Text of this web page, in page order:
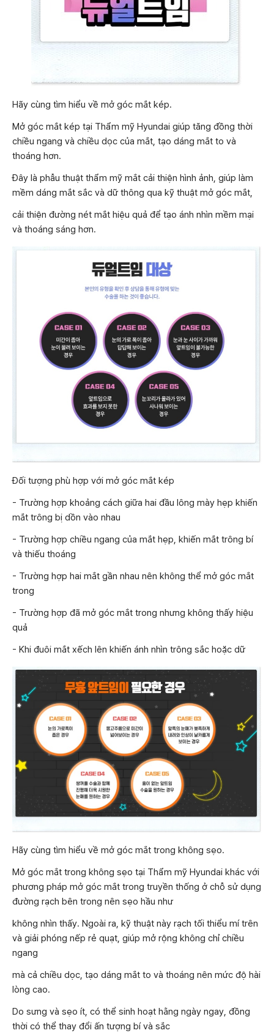
Hãy cùng tìm hiểu về mở góc mắt kép.
Mở góc mắt kép tại Thẩm mỹ Hyundai giúp tăng đồng thời
chiều ngang và chiều dọc của mắt, tạo dáng mắt to và
thoáng hơn.
Đây là phẫu thuật thẩm mỹ mắt cải thiện hình ảnh, giúp làm
mềm dáng mắt sắc và dữ thông qua kỹ thuật mở góc mắt,
cải thiện đường nét mắt hiệu quả để tạo ánh nhìn mềm mại
và thoáng sáng hơn.
Đối tượng phù hợp với mở góc mắt kép
- Trường hợp khoảng cách giữa hai đầu lông mày hẹp khiến
mắt trông bị dồn vào nhau
- Trường hợp chiều ngang của mắt hẹp, khiến mắt trông bí
và thiếu thoáng
- Trường hợp hai mắt gần nhau nên không thể mở góc mắt
trong
- Trường hợp đã mở góc mắt trong nhưng không thấy hiệu
quả
- Khi đuôi mắt xếch lên khiến ánh nhìn trông sắc hoặc dữ
Hãy cùng tìm hiểu về mở góc mắt trong không sẹo.
Mở góc mắt trong không sẹo tại Thẩm mỹ Hyundai khác với
phương pháp mở góc mắt trong truyền thống ở chỗ sử dụng
đường rạch bên trong nên sẹo hầu như
không nhìn thấy. Ngoài ra, kỹ thuật này rạch tối thiểu mí trên
và giải phóng nếp rẻ quạt, giúp mở rộng không chỉ chiều
ngang
mà cả chiều dọc, tạo dáng mắt to và thoáng nên mức độ hài
lòng cao.
Do sưng và sẹo ít, có thể sinh hoạt hằng ngày ngay, đồng
thời có thể thay đổi ấn tượng bí và sắc